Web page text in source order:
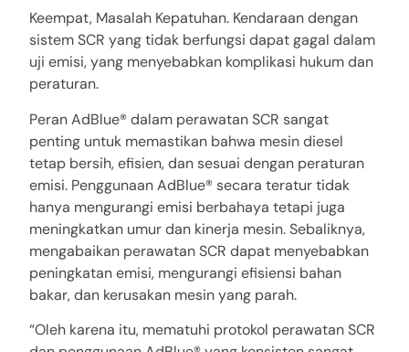
Keempat, Masalah Kepatuhan. Kendaraan dengan
sistem SCR yang tidak berfungsi dapat gagal dalam
uji emisi, yang menyebabkan komplikasi hukum dan
peraturan.
Peran AdBlue® dalam perawatan SCR sangat
penting untuk memastikan bahwa mesin diesel
tetap bersih, efisien, dan sesuai dengan peraturan
emisi. Penggunaan AdBlue® secara teratur tidak
hanya mengurangi emisi berbahaya tetapi juga
meningkatkan umur dan kinerja mesin. Sebaliknya,
mengabaikan perawatan SCR dapat menyebabkan
peningkatan emisi, mengurangi efisiensi bahan
bakar, dan kerusakan mesin yang parah.
“Oleh karena itu, mematuhi protokol perawatan SCR